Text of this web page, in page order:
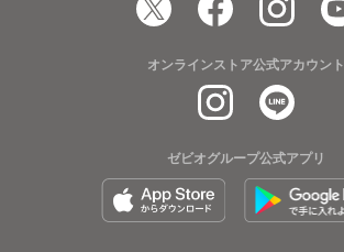
オンラインストア公式アカウント
ゼビオグループ公式アプリ